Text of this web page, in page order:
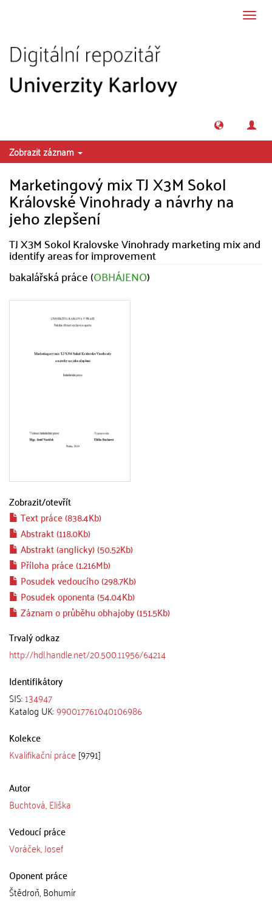
Zobrazit záznam
Marketingový mix TJ X3M Sokol
Královské Vinohrady a návrhy na
jeho zlepšení
TJ X3M Sokol Kralovske Vinohrady marketing mix and
identify areas for improvement
bakalářská práce (OBHÁJENO)
Zobrazit/otevřít
Text práce (838.4Kb)
Abstrakt (118.0Kb)
Abstrakt (anglicky) (50.52Kb)
Příloha práce (1.216Mb)
Posudek vedoucího (298.7Kb)
Posudek oponenta (54.04Kb)
Záznam o průběhu obhajoby (151.5Kb)
Trvalý odkaz
http://hdl.handle.net/20.500.11956/64214
Identifikátory
SIS:134947
Katalog UK:990017761040106986
Kolekce
Kvalifikační práce [9791]
Autor
Buchtová, Eliška
Vedoucí práce
Voráček, Josef
Oponent práce
Štědroň, Bohumír